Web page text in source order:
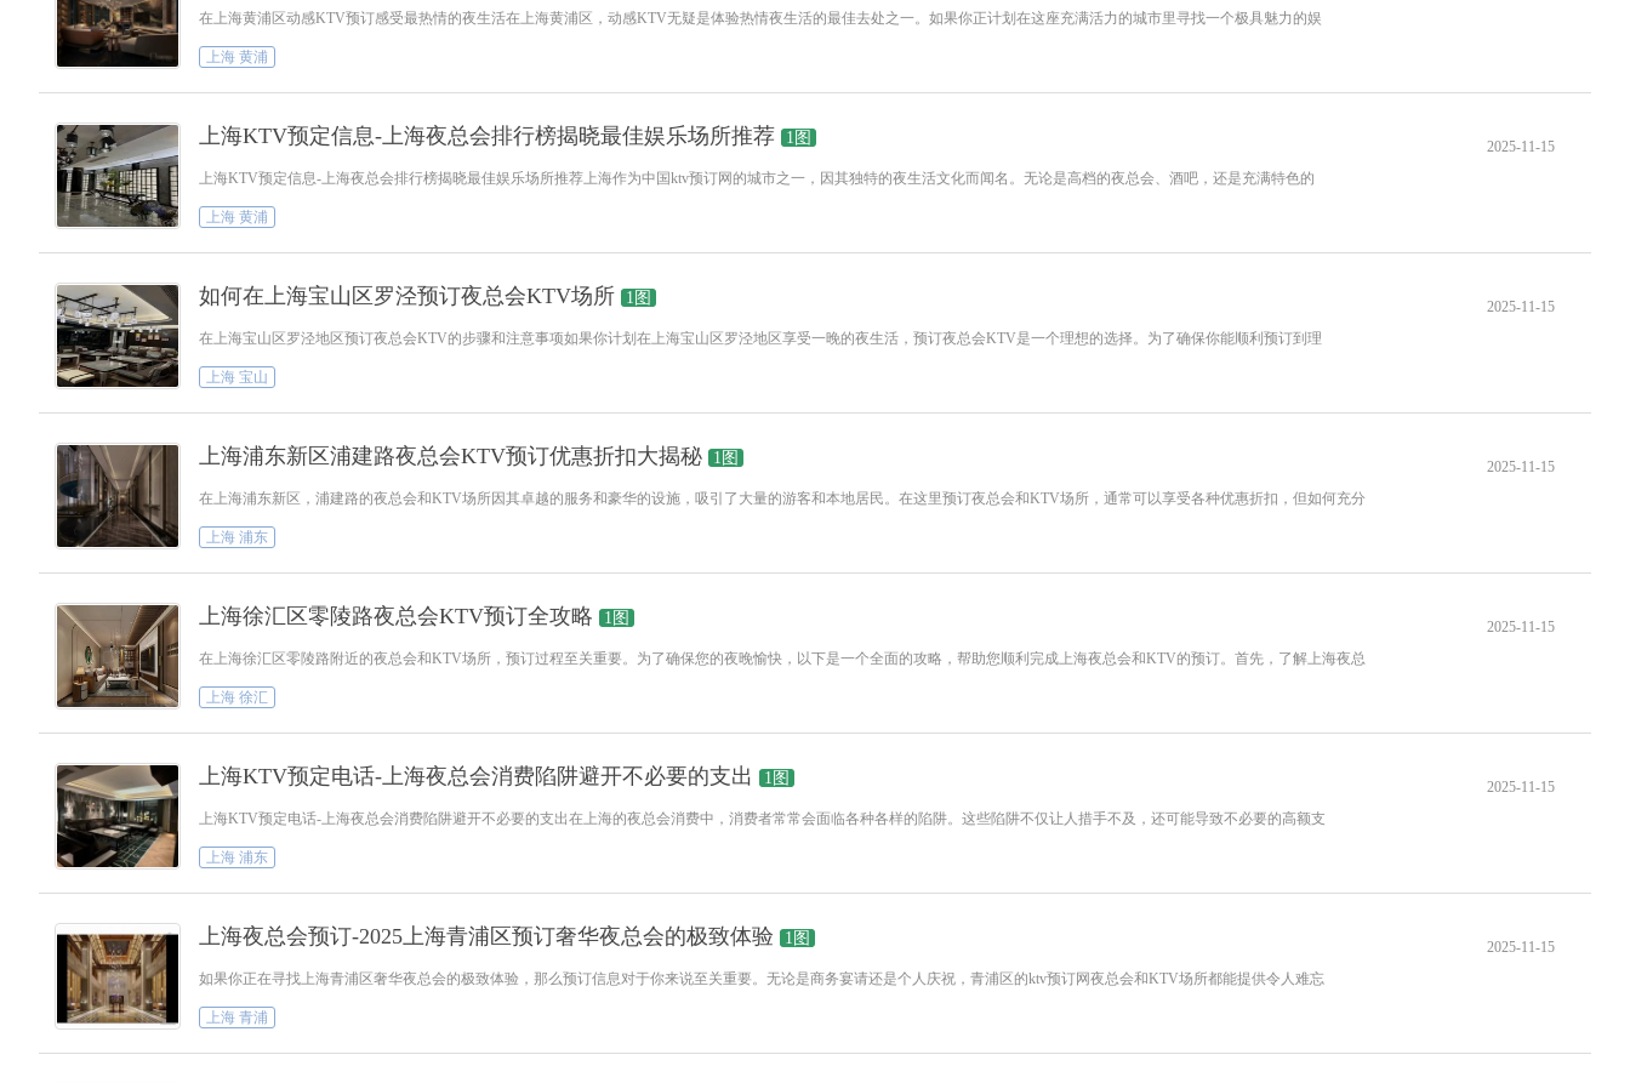
在上海黄浦区动感KTV预订感受最热情的夜生活在上海黄浦区，动感KTV无疑是体验热情夜生活的最佳去处之一。如果你正计划在这座充满活力的城市里寻找一个极具魅力的娱
上海 黄浦
2025-11-15
上海KTV预定信息-上海夜总会排行榜揭晓最佳娱乐场所推荐 1图
上海KTV预定信息-上海夜总会排行榜揭晓最佳娱乐场所推荐上海作为中国ktv预订网的城市之一，因其独特的夜生活文化而闻名。无论是高档的夜总会、酒吧，还是充满特色的
上海 黄浦
2025-11-15
如何在上海宝山区罗泾预订夜总会KTV场所 1图
在上海宝山区罗泾地区预订夜总会KTV的步骤和注意事项如果你计划在上海宝山区罗泾地区享受一晚的夜生活，预订夜总会KTV是一个理想的选择。为了确保你能顺利预订到理
上海 宝山
2025-11-15
上海浦东新区浦建路夜总会KTV预订优惠折扣大揭秘 1图
在上海浦东新区，浦建路的夜总会和KTV场所因其卓越的服务和豪华的设施，吸引了大量的游客和本地居民。在这里预订夜总会和KTV场所，通常可以享受各种优惠折扣，但如何充分
上海 浦东
2025-11-15
上海徐汇区零陵路夜总会KTV预订全攻略 1图
在上海徐汇区零陵路附近的夜总会和KTV场所，预订过程至关重要。为了确保您的夜晚愉快，以下是一个全面的攻略，帮助您顺利完成上海夜总会和KTV的预订。首先，了解上海夜总
上海 徐汇
2025-11-15
上海KTV预定电话-上海夜总会消费陷阱避开不必要的支出 1图
上海KTV预定电话-上海夜总会消费陷阱避开不必要的支出在上海的夜总会消费中，消费者常常会面临各种各样的陷阱。这些陷阱不仅让人措手不及，还可能导致不必要的高额支
上海 浦东
2025-11-15
上海夜总会预订-2025上海青浦区预订奢华夜总会的极致体验 1图
如果你正在寻找上海青浦区奢华夜总会的极致体验，那么预订信息对于你来说至关重要。无论是商务宴请还是个人庆祝，青浦区的ktv预订网夜总会和KTV场所都能提供令人难忘
上海 青浦